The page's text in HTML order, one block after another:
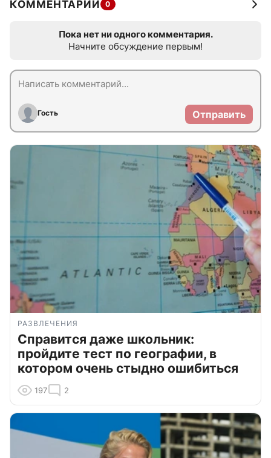
КОММЕНТАРИИ 0
Пока нет ни одного комментария.
Начните обсуждение первым!
Гость Отправить
РАЗВЛЕЧЕНИЯ
Справится даже школьник:
пройдите тест по географии, в
котором очень стыдно ошибиться
197 2